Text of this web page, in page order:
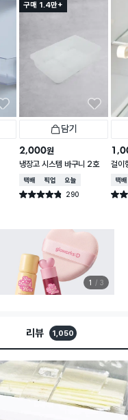
구매 1.4만+
담기
2,000원
냉장고 시스템 바구니 2호
택배배송매장픽업오늘배송
별점 4.8점 290
건 작성
걸이
택배
별점
1 3
리뷰 1,050